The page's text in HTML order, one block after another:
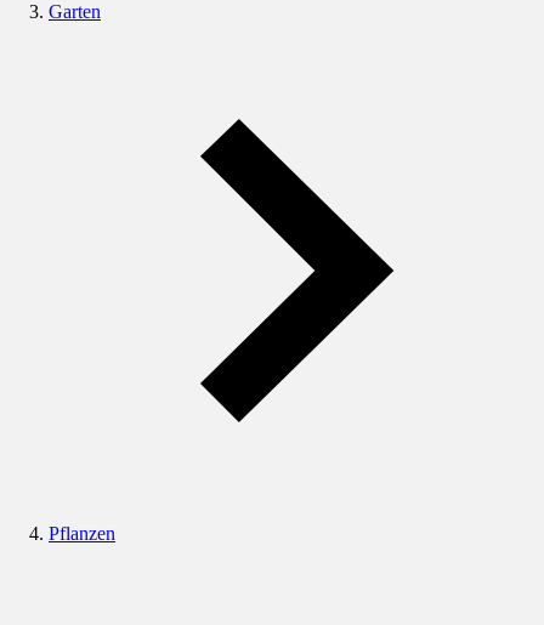
Garten
Pflanzen